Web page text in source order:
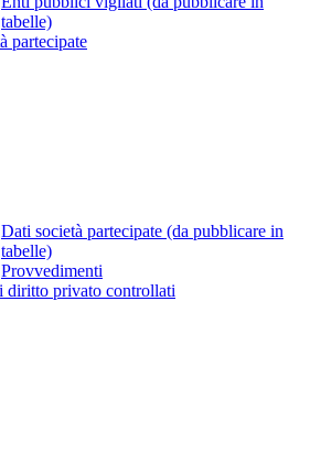
tabelle)
partecipate
Dati società partecipate (da pubblicare in
tabelle)
Provvedimenti
diritto privato controllati